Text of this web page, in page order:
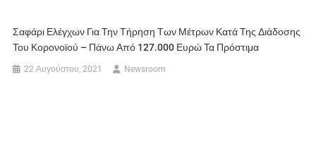
Σαφάρι Ελέγχων Για Την Τήρηση Των Μέτρων Κατά Της Διάδοσης
Του Κορονοϊού – Πάνω Από 127.000 Ευρώ Τα Πρόστιμα
22 Αυγούστου, 2021 Newsroom